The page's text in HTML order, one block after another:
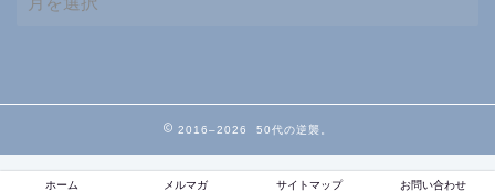
ー
2016–2026 50代の逆襲。
ホーム メルマガ サイトマップ お問い合わせ